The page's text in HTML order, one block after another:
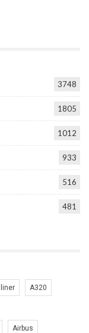
3748
1805
1012
933
516
481
A320
Airbus